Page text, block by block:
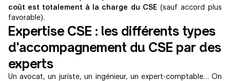
coût est totalement à la charge du CSE(sauf accord plus
favorable).
Expertise CSE : les différents types
d'accompagnement du CSE par des
experts
Un avocat, un juriste, un ingénieur, un expert-comptable… On